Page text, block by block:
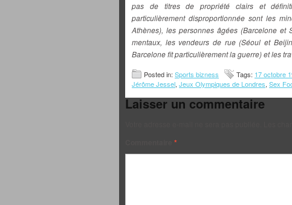
pas de titres de propriété clairs et
particulièrement disproportionnée sont les
Athènes), les personnes âgées (Barcelone et
mentaux, les vendeurs de rue (Séoul et
Barcelone fit particulièrement la guerre) et les
Posted in: Sports bizness Tags: 17 octobre
Jérôme Jessel, Jeux Olympiques de Londres, Sex
Laisser un commentaire
*